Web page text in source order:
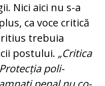
Nici aici nu s-a
ca voce critică
tre­buia
postului. „Cri­tica
po­li­